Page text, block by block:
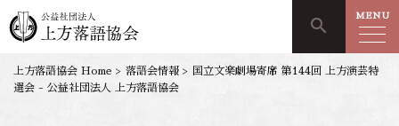
search MENU
上方落語協会 Home > 落語会情報 > 国立文楽劇場寄席 第144回 上方演芸特
選会 - 公益社団法人 上方落語協会